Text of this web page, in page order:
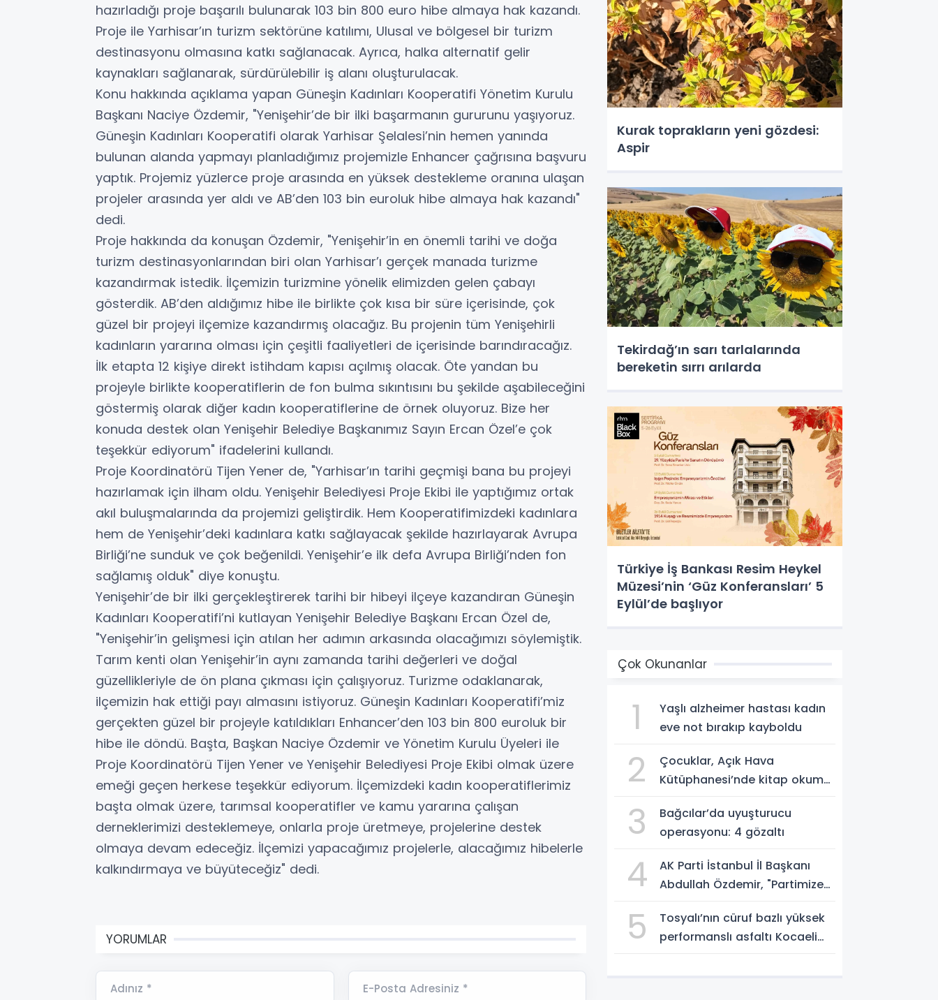
hazırladığı proje başarılı bulunarak 103 bin 800 euro hibe almaya hak kazandı.
Proje ile Yarhisar’ın turizm sektörüne katılımı, Ulusal ve bölgesel bir turizm
destinasyonu olmasına katkı sağlanacak. Ayrıca, halka alternatif gelir
kaynakları sağlanarak, sürdürülebilir iş alanı oluşturulacak.
Konu hakkında açıklama yapan Güneşin Kadınları Kooperatifi Yönetim Kurulu
Başkanı Naciye Özdemir, "Yenişehir’de bir ilki başarmanın gururunu yaşıyoruz.
Güneşin Kadınları Kooperatifi olarak Yarhisar Şelalesi’nin hemen yanında
bulunan alanda yapmayı planladığımız projemizle Enhancer çağrısına başvuru
yaptık. Projemiz yüzlerce proje arasında en yüksek destekleme oranına ulaşan
projeler arasında yer aldı ve AB’den 103 bin euroluk hibe almaya hak kazandı"
dedi.
Proje hakkında da konuşan Özdemir, "Yenişehir’in en önemli tarihi ve doğa
turizm destinasyonlarından biri olan Yarhisar’ı gerçek manada turizme
kazandırmak istedik. İlçemizin turizmine yönelik elimizden gelen çabayı
gösterdik. AB’den aldığımız hibe ile birlikte çok kısa bir süre içerisinde, çok
güzel bir projeyi ilçemize kazandırmış olacağız. Bu projenin tüm Yenişehirli
kadınların yararına olması için çeşitli faaliyetleri de içerisinde barındıracağız.
İlk etapta 12 kişiye direkt istihdam kapısı açılmış olacak. Öte yandan bu
projeyle birlikte kooperatiflerin de fon bulma sıkıntısını bu şekilde aşabileceğini
göstermiş olarak diğer kadın kooperatiflerine de örnek oluyoruz. Bize her
konuda destek olan Yenişehir Belediye Başkanımız Sayın Ercan Özel’e çok
teşekkür ediyorum" ifadelerini kullandı.
Proje Koordinatörü Tijen Yener de, "Yarhisar’ın tarihi geçmişi bana bu projeyi
hazırlamak için ilham oldu. Yenişehir Belediyesi Proje Ekibi ile yaptığımız ortak
akıl buluşmalarında da projemizi geliştirdik. Hem Kooperatifimizdeki kadınlara
hem de Yenişehir’deki kadınlara katkı sağlayacak şekilde hazırlayarak Avrupa
Birliği’ne sunduk ve çok beğenildi. Yenişehir’e ilk defa Avrupa Birliği’nden fon
sağlamış olduk" diye konuştu.
Yenişehir’de bir ilki gerçekleştirerek tarihi bir hibeyi ilçeye kazandıran Güneşin
Kadınları Kooperatifi’ni kutlayan Yenişehir Belediye Başkanı Ercan Özel de,
"Yenişehir’in gelişmesi için atılan her adımın arkasında olacağımızı söylemiştik.
Tarım kenti olan Yenişehir’in aynı zamanda tarihi değerleri ve doğal
güzellikleriyle de ön plana çıkması için çalışıyoruz. Turizme odaklanarak,
ilçemizin hak ettiği payı almasını istiyoruz. Güneşin Kadınları Kooperatifi’miz
gerçekten güzel bir projeyle katıldıkları Enhancer’den 103 bin 800 euroluk bir
hibe ile döndü. Başta, Başkan Naciye Özdemir ve Yönetim Kurulu Üyeleri ile
Proje Koordinatörü Tijen Yener ve Yenişehir Belediyesi Proje Ekibi olmak üzere
emeği geçen herkese teşekkür ediyorum. İlçemizdeki kadın kooperatiflerimiz
başta olmak üzere, tarımsal kooperatifler ve kamu yararına çalışan
derneklerimizi desteklemeye, onlarla proje üretmeye, projelerine destek
olmaya devam edeceğiz. İlçemizi yapacağımız projelerle, alacağımız hibelerle
kalkındırmaya ve büyüteceğiz" dedi.
YORUMLAR
Adınız * E-Posta Adresiniz *
Kurak toprakların yeni gözdesi:
Aspir
Tekirdağ’ın sarı tarlalarında
bereketin sırrı arılarda
Türkiye İş Bankası Resim Heykel
Müzesi’nin ‘Güz Konferansları’ 5
Eylül’de başlıyor
Çok Okunanlar
1
Yaşlı alzheimer hastası kadın
eve not bırakıp kayboldu
2
Çocuklar, Açık Hava
Kütüphanesi’nde kitap okuma
3
Bağcılar’da uyuşturucu
operasyonu: 4 gözaltı
4
AK Parti İstanbul İl Başkanı
Abdullah Özdemir, "Partimize
değil, Türkiye’nin büyümesidir"
5
Tosyalı’nın cüruf bazlı yüksek
performanslı asfaltı Kocaeli